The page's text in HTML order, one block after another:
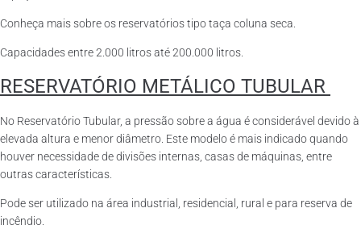
Conheça mais sobre os reservatórios tipo taça coluna seca.
Capacidades entre 2.000 litros até 200.000 litros.
RESERVATÓRIO METÁLICO TUBULAR
No Reservatório Tubular, a pressão sobre a água é considerável devido à
elevada altura e menor diâmetro. Este modelo é mais indicado quando
houver necessidade de divisões internas, casas de máquinas, entre
outras características.
Pode ser utilizado na área industrial, residencial, rural e para reserva de
incêndio.